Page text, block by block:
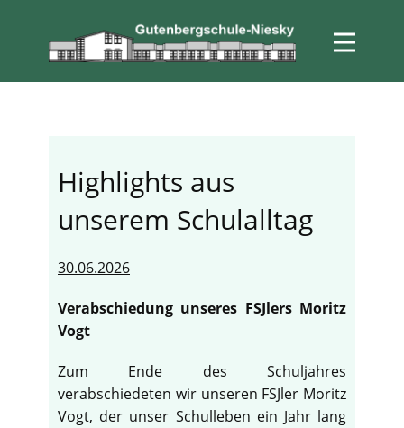
Highlights aus
unserem Schulalltag
30.06.2026
Verabschiedung unseres FSJlers Moritz
Vogt
Zum Ende des Schuljahres
verabschiedeten wir unseren FSJler Moritz
Vogt, der unser Schulleben ein Jahr lang